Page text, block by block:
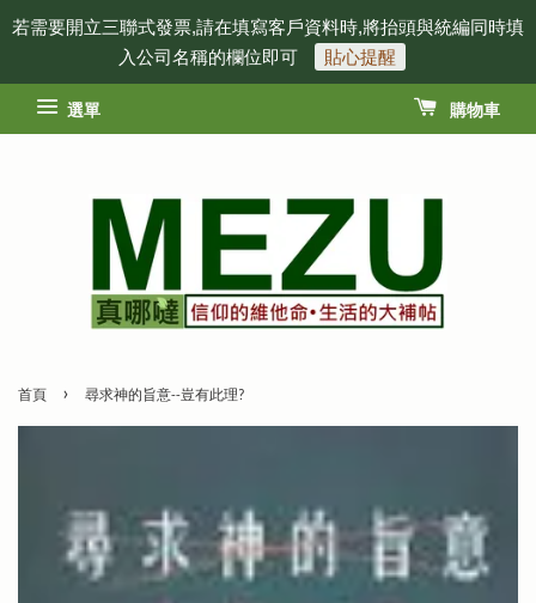
若需要開立三聯式發票,請在填寫客戶資料時,將抬頭與統編同時填
入公司名稱的欄位即可
貼心提醒
選單 購物車
首頁 › 尋求神的旨意--豈有此理?